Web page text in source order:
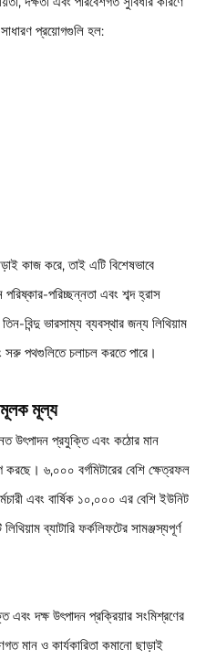
প্রয়োগগুলি হল:
কাজ করে, তাই এটি বিশেষভাবে
পরিচ্ছন্নতা এবং শব্দ হ্রাস
বিন্দু ভারসাম্য ব্যবস্থার জন্য লিথিয়াম
সরু পথগুলিতে চলাচল করতে পারে।
মূল্য
উৎপাদন প্রযুক্তি এবং কঠোর মান
করছে। ৬,০০০ বর্গমিটারের বেশি ক্ষেত্রফল
এবং বার্ষিক ১০,০০০ এর বেশি ইউনিট
ব্যাটারি ফর্কলিফটের সামঞ্জস্যপূর্ণ
এবং দক্ষ উৎপাদন প্রক্রিয়ার সংমিশ্রণের
মান ও কার্যকারিতা কমানো ছাড়াই